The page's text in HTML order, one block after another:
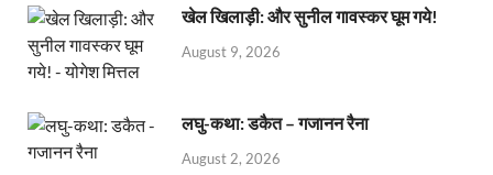
खेल खिलाड़ी: और सुनील गावस्कर घूम गये!
August 9, 2026
लघु-कथा: डकैत – गजानन रैना
August 2, 2026